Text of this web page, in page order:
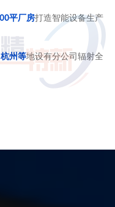
平厂房打造智能设备生产
州等地设有分公司辐射全